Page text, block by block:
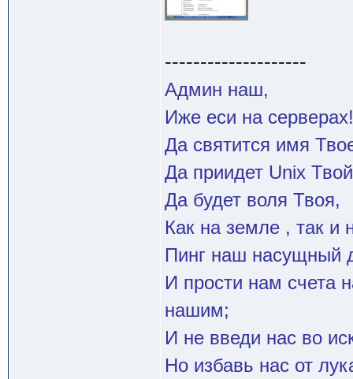
--------------------
Админ наш,
Иже еси на серверах!
Да святится имя
Да приидет Unix
Да будет воля Твоя,
Как на земле , так и
Пинг наш насущный
И прости нам счета
нашим;
И не введи нас во
Но избавь нас от